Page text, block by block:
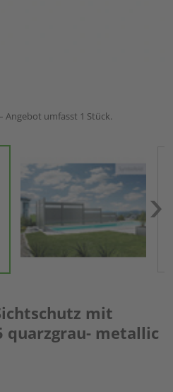
umfasst 1 Stück.
mit
quarzgrau- metallic